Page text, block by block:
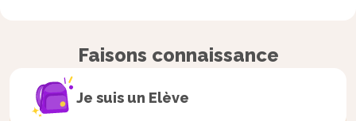
Faisons connaissance
Je suis un Elève